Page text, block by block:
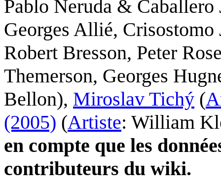
Pablo Neruda & Caballero
Georges Allié, Crisostomo
Robert Bresson, Peter
Themerson, Georges
Bellon), Miroslav Tichý (
(2005) (Artiste: William
en compte que les
contributeurs du wiki.